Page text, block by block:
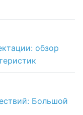
обзор
Большой